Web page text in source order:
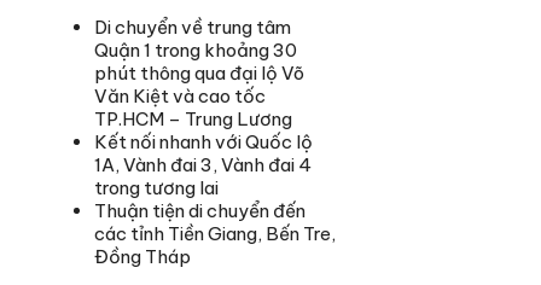
Di chuyển về trung tâm
Quận 1 trong khoảng 30
phút thông qua đại lộ Võ
Văn Kiệt và cao tốc
TP.HCM – Trung Lương
Kết nối nhanh với Quốc lộ
1A, Vành đai 3, Vành đai 4
trong tương lai
Thuận tiện di chuyển đến
các tỉnh Tiền Giang, Bến Tre,
Đồng Tháp